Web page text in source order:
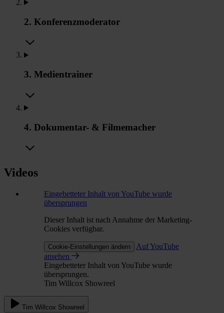
2. Konferenzmoderator
3. Medientrainer
4. Dokumentar- & Filmemacher
Videos
Eingebetteter Inhalt von YouTube wurde
übersprungen
Dieser Inhalt ist nach Annahme der Marketing-
Cookies verfügbar.
Cookie-Einstellungen ändern
Auf YouTube
ansehen
Eingebetteter Inhalt von YouTube wurde
übersprungen.
Tim Willcox Showreel
Tim Willcox Showreel